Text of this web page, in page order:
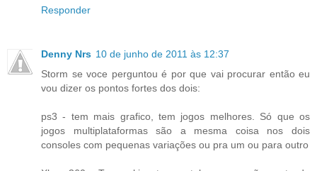
Responder
Denny Nrs 10 de junho de 2011 às 12:37
Storm se voce perguntou é por que vai procurar então eu
vou dizer os pontos fortes dos dois:
ps3 - tem mais grafico, tem jogos melhores. Só que os
jogos multiplataformas são a mesma coisa nos dois
consoles com pequenas variações ou pra um ou para outro